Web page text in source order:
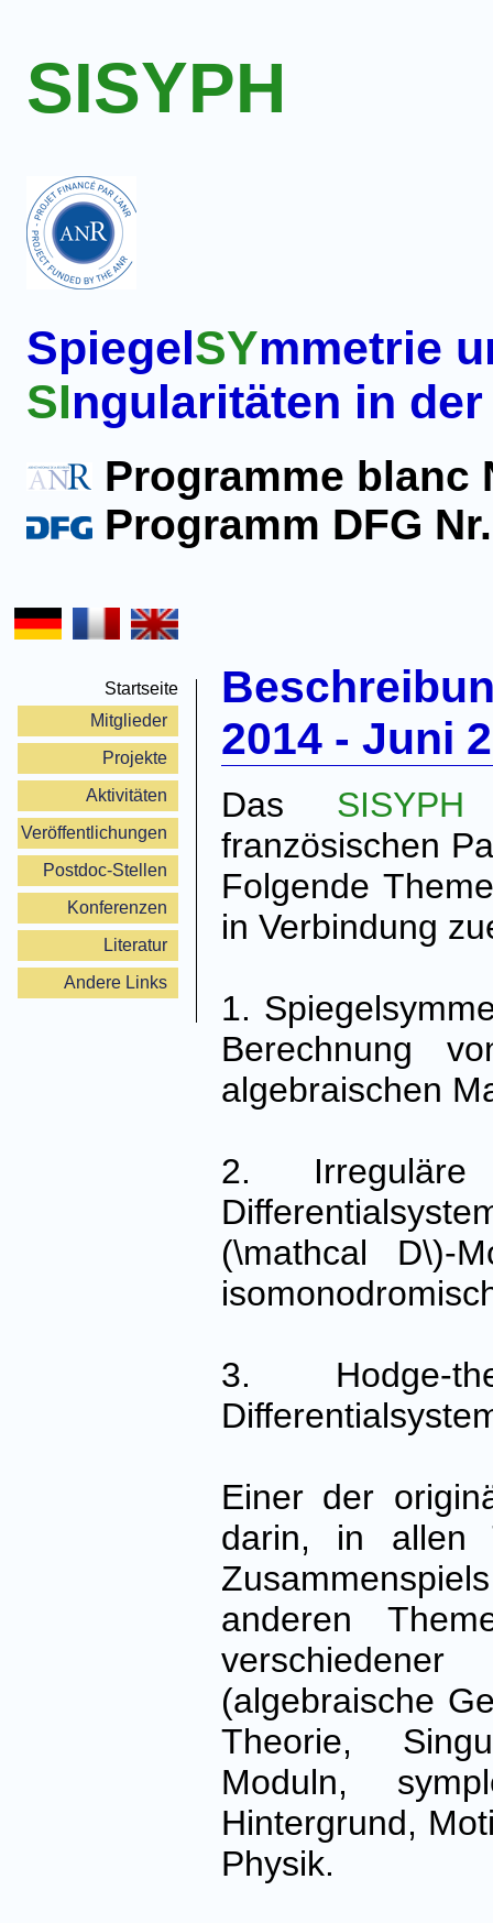
SISYPH
SpiegelSYmmetrie
SIngularitäten in
Programme blanc
Programm DFG
Startseite
Mitglieder
Projekte
Aktivitäten
Veröffentlichungen
Postdoc-Stellen
Konferenzen
Literatur
Andere Links
2014 - Juni
Das SISYPH
französischen
Folgende
in Verbindung
1.
Berechnung
algebraischen
2. Irreguläre
(\mathcal D\)-
3. Hodge-
Einer der
darin, in allen
anderen
(algebraische
Theorie,
Moduln,
Hintergrund,
Physik.